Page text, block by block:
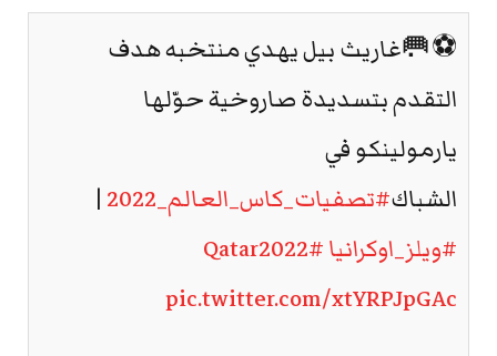
⚽️🥅غاريث بيل يهدي منتخبه هدف
التقدم بتسديدة صاروخية حوّلها
يارمولينكو في
الشباك#تصفيات_كاس_العالم_2022
|
#ويلز_اوكرانيا#Qatar2022
pic.twitter.com/xtYRPJpGAc